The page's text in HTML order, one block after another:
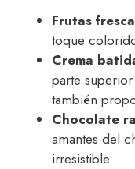
Frutas
toque
Crema
parte
también
Chocolate
amantes del
irresistible.